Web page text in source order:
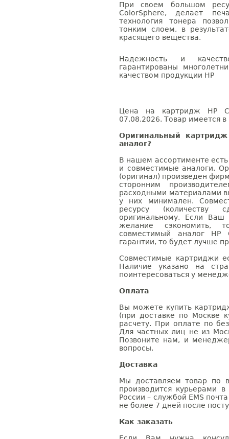
При своем большом
ColorSphere, делает
технология тонера
тонким слоем, в
красящего вещества.
Надежность и
гарантированы
качеством продукции HP
Цена на картридж HP
07.08.2026. Товар имеется в
Оригинальный
аналог?
В нашем ассортименте
и совместимые аналоги.
(оригинал) произведен
сторонним
расходными материалами
у них минимален.
ресурсу (количеству
оригинальному. Если
желание сэкономить,
совместимый аналог
гарантии, то будет лучше
Совместимые картриджи
Наличие указано на
поинтересоваться у
Оплата
Вы можете купить
(при доставке по Москве
расчету. При оплате по
Для частных лиц не из
Позвоните нам, и
вопросы.
Доставка
Мы доставляем товар по
производится курьерами
России – службой EMS
не более 7 дней после
Как заказать